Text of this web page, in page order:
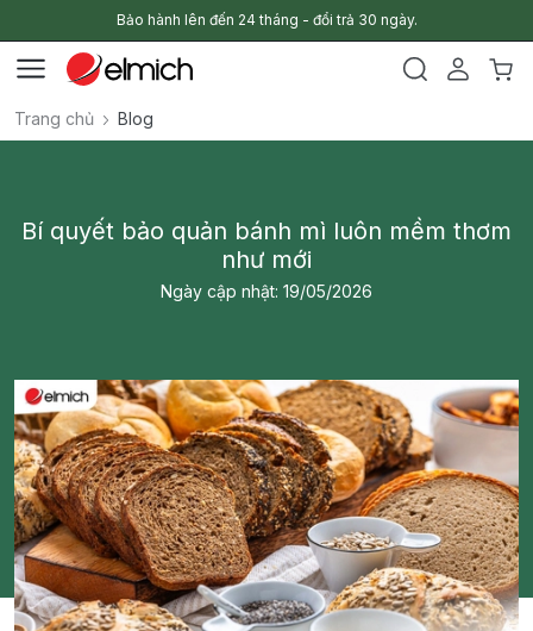
Bảo hành lên đến 24 tháng - đổi trả 30 ngày.
Trang chủ Blog
Bí quyết bảo quản bánh mì luôn mềm thơm
như mới
Ngày cập nhật: 19/05/2026